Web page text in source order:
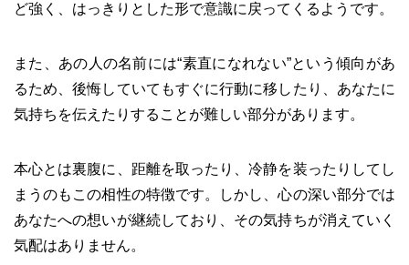
ど強く、はっきりとした形で意識に戻ってくるようです。
また、あの人の名前には“素直になれない”という傾向があ
るため、後悔していてもすぐに行動に移したり、あなたに
気持ちを伝えたりすることが難しい部分があります。
本心とは裏腹に、距離を取ったり、冷静を装ったりしてし
まうのもこの相性の特徴です。しかし、心の深い部分では
あなたへの想いが継続しており、その気持ちが消えていく
気配はありません。